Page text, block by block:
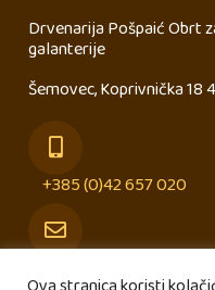
Drvenarija Pošpaić Obrt
galanterije
Šemovec, Koprivnička
+385 (0)42 657 020